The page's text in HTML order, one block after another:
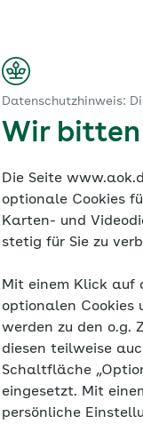
Therapie und
werden?
Datenschutzhinweis:
Wir bitten
Die Seite
optionale Cookies
Karten- und
stetig für Sie zu
Mit einem Klick auf
optionalen Cookies
werden zu den o.g.
diesen teilweise
Schaltfläche
eingesetzt. Mit
persönliche